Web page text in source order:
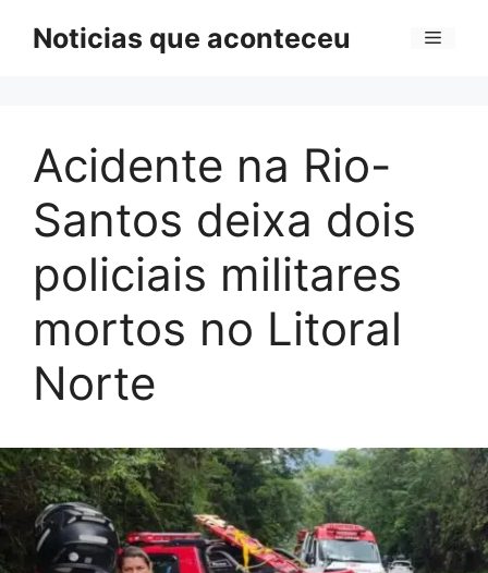
Noticias que aconteceu Menu
Acidente na Rio-
Santos deixa dois
policiais militares
mortos no Litoral
Norte